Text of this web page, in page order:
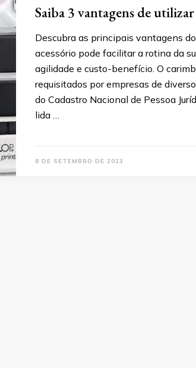
Saiba 3 vantagens de
Descubra as principais vantagens
acessório pode facilitar a rotina da
agilidade e custo-benefício. O
requisitados por empresas de
do Cadastro Nacional de Pessoa
lida …
8 DE SETEMBRO DE 2023